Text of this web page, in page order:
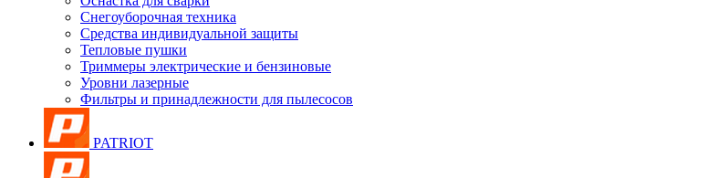
Снегоуборочная техника
Средства индивидуальной защиты
Тепловые пушки
Триммеры электрические и бензиновые
Уровни лазерные
Фильтры и принадлежности для пылесосов
PATRIOT